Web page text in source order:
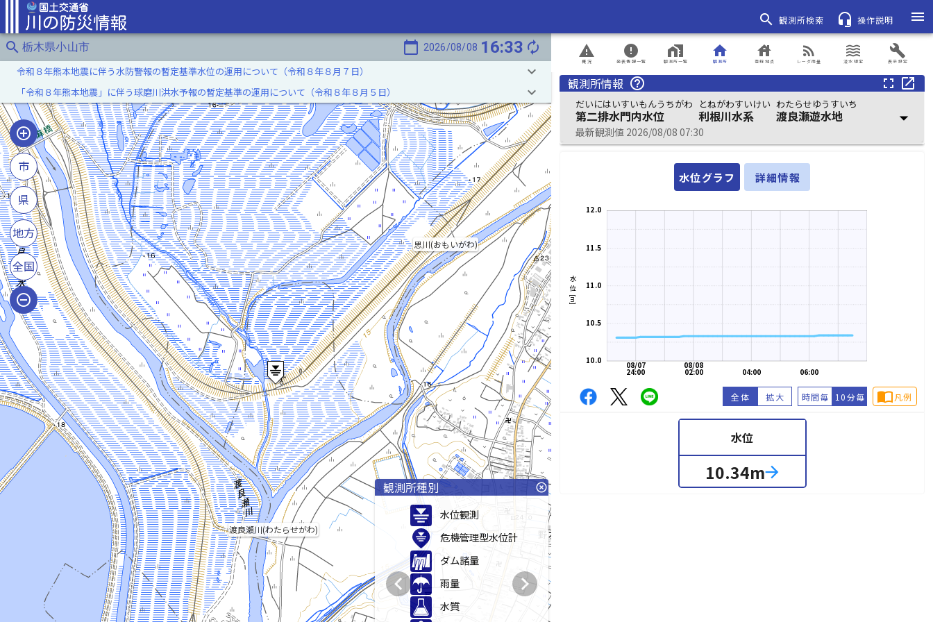
search 観測所検索 headset_mic 操作説明
menu
search 栃木県小山市 calendar_today 2026/08/08 16:33 autorenew
渡良瀬川(わたらせがわ)
思川(おもいがわ)
令和８年熊本地震に伴う水防警報の暫定基準水位の運用について（令和８年８月７日） keyboard_arrow_down
「令和８年熊本地震」に伴う球磨川洪水予報の暫定基準の運用について（令和８年８月５日） keyboard_arrow_down
市
県
地方
全国
観測所種別 highlight_off
水位観測
危機管理型水位計
ダム諸量
雨量
水質
chevron_left chevron_right
概況
report_problem
発表情報一覧
error
観測所一覧
home_work
観測所
home
登録地点
house
レーダ雨量
rss_feed
浸水想定
waves
表示設定
build
観測所情報 help_outline fullscreen open_in_new
だいにはいすいもんうちがわ
第二排水門内水位
とねがわすいけい
利根川水系
わたらせゆうすいち
渡良瀬遊水地
最新観測値 2026/08/08 07:30
arrow_drop_down
水位グラフ 詳細情報
10.0
10.5
11.0
11.5
12.0
水位[m]
06:00
04:00
08/08
02:00
08/07
24:00
全体 拡大 時間毎 10分毎 import_contacts凡例
水位
10.34marrow_forward